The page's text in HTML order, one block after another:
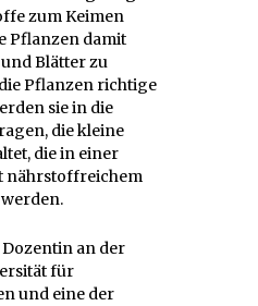
zum Keimen
Pflanzen damit
Blätter zu
Pflanzen richtige
sie in die
die kleine
die in einer
nährstoffreichem
an der
für
und eine der